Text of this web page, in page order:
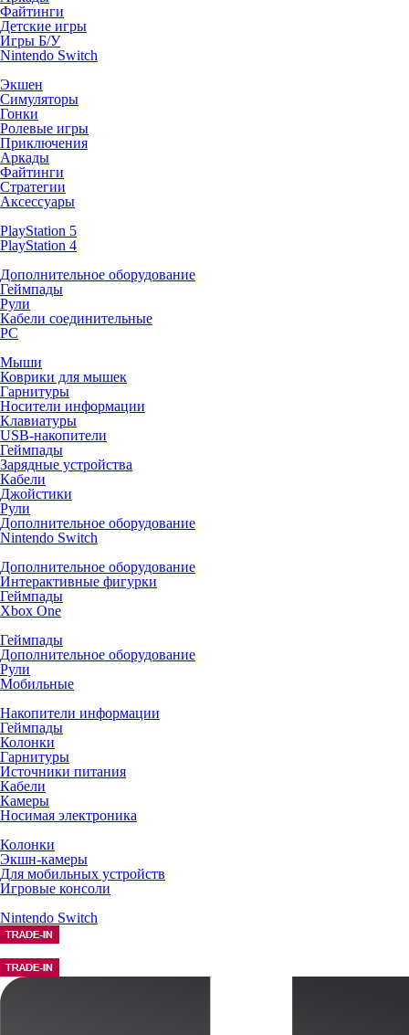
Файтинги
Детские игры
Игры Б/У
Nintendo Switch
Экшен
Симуляторы
Гонки
Ролевые игры
Приключения
Аркады
Файтинги
Стратегии
Аксессуары
PlayStation 5
PlayStation 4
Дополнительное оборудование
Геймпады
Рули
Кабели соединительные
PC
Мыши
Коврики для мышек
Гарнитуры
Носители информации
Клавиатуры
USB-накопители
Геймпады
Зарядные устройства
Кабели
Джойстики
Рули
Дополнительное оборудование
Nintendo Switch
Дополнительное оборудование
Интерактивные фигурки
Геймпады
Xbox One
Геймпады
Дополнительное оборудование
Рули
Мобильные
Накопители информации
Геймпады
Колонки
Гарнитуры
Источники питания
Кабели
Камеры
Носимая электроника
Колонки
Экшн-камеры
Для мобильных устройств
Игровые консоли
Nintendo Switch